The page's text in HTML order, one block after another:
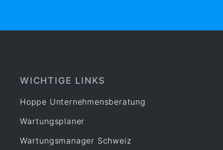
WICHTIGE LINKS
Hoppe Unternehmensberatung
Wartungsplaner
Wartungsmanager Schweiz